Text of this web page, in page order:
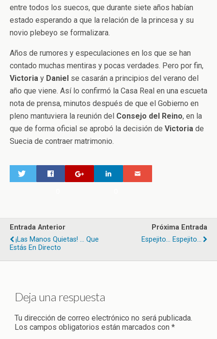
entre todos los suecos, que durante siete años habían
estado esperando a que la relación de la princesa y su
novio plebeyo se formalizara.
Años de rumores y especulaciones en los que se han
contado muchas mentiras y pocas verdades. Pero por fin,
Victoria y Daniel se casarán a principios del verano del
año que viene. Así lo confirmó la Casa Real en una escueta
nota de prensa, minutos después de que el Gobierno en
pleno mantuviera la reunión del Consejo del Reino, en la
que de forma oficial se aprobó la decisión de Victoria de
Suecia de contraer matrimonio.
Entrada Anterior
¡Las Manos Quietas! ... Que
Estás En Directo
Próxima Entrada
Espejito... Espejito...
Deja una respuesta
Tu dirección de correo electrónico no será publicada.
Los campos obligatorios están marcados con *